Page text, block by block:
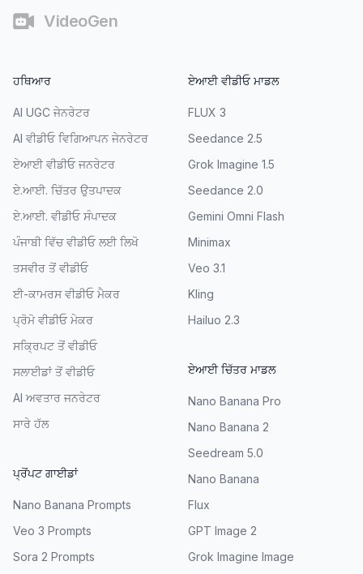
VideoGen
ਹਥਿਆਰ
AI UGC ਜੇਨਰੇਟਰ
AI ਵੀਡੀਓ ਵਿਗਿਆਪਨ ਜੇਨਰੇਟਰ
ਏਆਈ ਵੀਡੀਓ ਜਨਰੇਟਰ
ਏ.ਆਈ. ਚਿੱਤਰ ਉਤਪਾਦਕ
ਏ.ਆਈ. ਵੀਡੀਓ ਸੰਪਾਦਕ
ਪੰਜਾਬੀ ਵਿੱਚ ਵੀਡੀਓ ਲਈ ਲਿਖੋ
ਤਸਵੀਰ ਤੋਂ ਵੀਡੀਓ
ਈ-ਕਾਮਰਸ ਵੀਡੀਓ ਮੈਕਰ
ਪ੍ਰੋਮੋ ਵੀਡੀਓ ਮੇਕਰ
ਸਕ੍ਰਿਪਟ ਤੋਂ ਵੀਡੀਓ
ਸਲਾਈਡਾਂ ਤੋਂ ਵੀਡੀਓ
AI ਅਵਤਾਰ ਜਨਰੇਟਰ
ਸਾਰੇ ਹੱਲ
ਪ੍ਰੋਂਪਟ ਗਾਈਡਾਂ
Nano Banana Prompts
Veo 3 Prompts
Sora 2 Prompts
ਏਆਈ ਵੀਡੀਓ ਮਾਡਲ
FLUX 3
Seedance 2.5
Grok Imagine 1.5
Seedance 2.0
Gemini Omni Flash
Minimax
Veo 3.1
Kling
Hailuo 2.3
ਏਆਈ ਚਿੱਤਰ ਮਾਡਲ
Nano Banana Pro
Nano Banana 2
Seedream 5.0
Nano Banana
Flux
GPT Image 2
Grok Imagine Image